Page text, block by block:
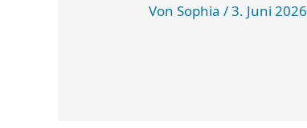
VonSophia/3. Juni 2026